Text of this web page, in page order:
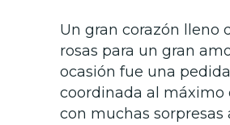
Un gran corazón lleno
rosas para un gran
ocasión fue una pedida
coordinada al máximo
con muchas sorpresas